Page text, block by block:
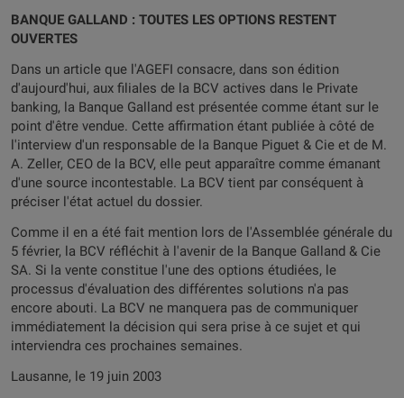
BANQUE GALLAND : TOUTES LES OPTIONS RESTENT
OUVERTES
Dans un article que l'AGEFI consacre, dans son édition
d'aujourd'hui, aux filiales de la BCV actives dans le Private
banking, la Banque Galland est présentée comme étant sur le
point d'être vendue. Cette affirmation étant publiée à côté de
l'interview d'un responsable de la Banque Piguet & Cie et de M.
A. Zeller, CEO de la BCV, elle peut apparaître comme émanant
d'une source incontestable. La BCV tient par conséquent à
préciser l'état actuel du dossier.
Comme il en a été fait mention lors de l'Assemblée générale du
5 février, la BCV réfléchit à l'avenir de la Banque Galland & Cie
SA. Si la vente constitue l'une des options étudiées, le
processus d'évaluation des différentes solutions n'a pas
encore abouti. La BCV ne manquera pas de communiquer
immédiatement la décision qui sera prise à ce sujet et qui
interviendra ces prochaines semaines.
Lausanne, le 19 juin 2003